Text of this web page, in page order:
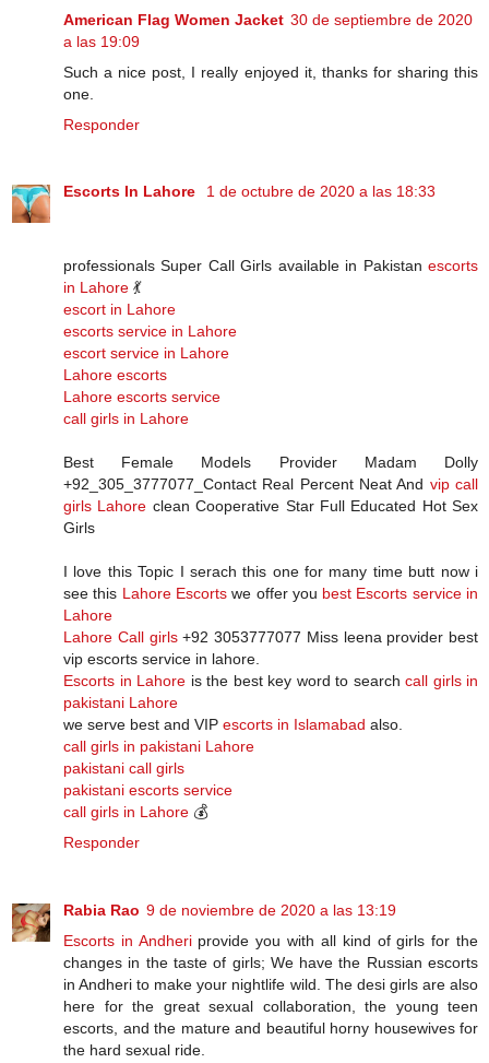
American Flag Women Jacket 30 de septiembre de 2020
a las 19:09
Such a nice post, I really enjoyed it, thanks for sharing this
one.
Responder
Escorts In Lahore 1 de octubre de 2020 a las 18:33
professionals Super Call Girls available in Pakistan escorts
in Lahore 💃
escort in Lahore
escorts service in Lahore
escort service in Lahore
Lahore escorts
Lahore escorts service
call girls in Lahore
Best Female Models Provider Madam Dolly
+92_305_3777077_Contact Real Percent Neat And vip call
girls Lahore clean Cooperative Star Full Educated Hot Sex
Girls
I love this Topic I serach this one for many time butt now i
see this Lahore Escortswe offer you best Escorts service in
Lahore
Lahore Call girls+92 3053777077 Miss leena provider best
vip escorts service in lahore.
Escorts in Lahore is the best key word to search call girls in
pakistani Lahore
we serve best and VIP escorts in Islamabad also.
call girls in pakistani Lahore
pakistani call girls
pakistani escorts service
call girls in Lahore 💰
Responder
Rabia Rao 9 de noviembre de 2020 a las 13:19
Escorts in Andheriprovide you with all kind of girls for the
changes in the taste of girls; We have the Russian escorts
in Andheri to make your nightlife wild. The desi girls are also
here for the great sexual collaboration, the young teen
escorts, and the mature and beautiful horny housewives for
the hard sexual ride.